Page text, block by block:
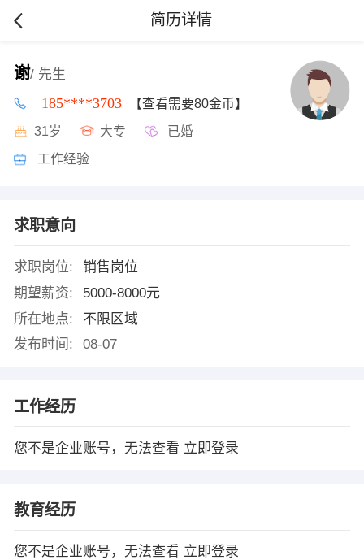
简历详情
谢/ 先生
185****3703 【查看需要80金币】
31岁 大专 已婚
工作经验
求职意向
求职岗位:
销售岗位
期望薪资:
5000-8000元
所在地点:
不限区域
发布时间:
08-07
工作经历
您不是企业账号，无法查看 立即登录
教育经历
您不是企业账号，无法查看 立即登录